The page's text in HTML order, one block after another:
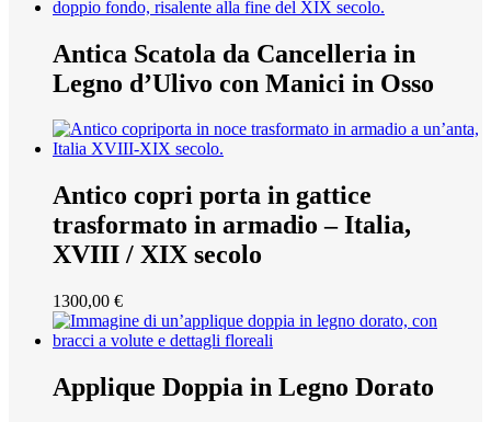
Antica Scatola da Cancelleria in
Legno d’Ulivo con Manici in Osso
Antico copri porta in gattice
trasformato in armadio – Italia,
XVIII / XIX secolo
1300,00 €
Applique Doppia in Legno Dorato